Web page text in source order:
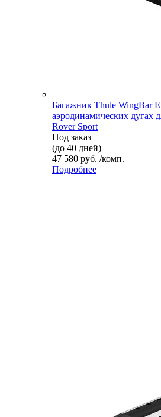
Багажник Thule WingBar
аэродинамических дугах
Rover Sport
Под заказ
(до 40 дней)
47 580 руб. /комп.
Подробнее